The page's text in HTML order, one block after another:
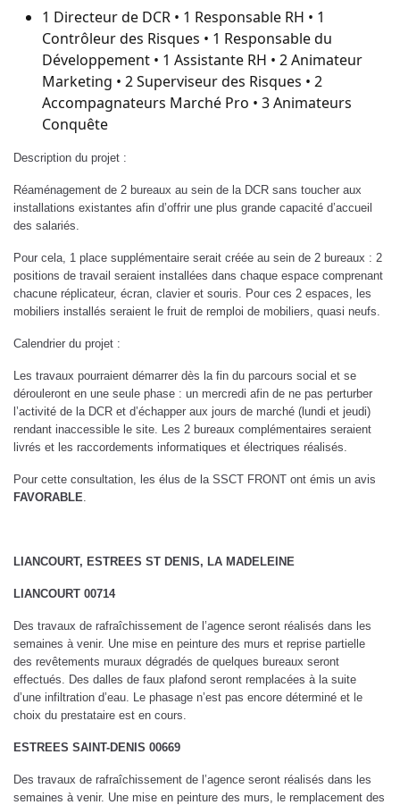
1 Directeur de DCR • 1 Responsable RH • 1
Contrôleur des Risques • 1 Responsable du
Développement • 1 Assistante RH • 2 Animateur
Marketing • 2 Superviseur des Risques • 2
Accompagnateurs Marché Pro • 3 Animateurs
Conquête
Description du projet :
Réaménagement de 2 bureaux au sein de la DCR sans toucher aux
installations existantes afin d’offrir une plus grande capacité d’accueil
des salariés.
Pour cela, 1 place supplémentaire serait créée au sein de 2 bureaux : 2
positions de travail seraient installées dans chaque espace comprenant
chacune réplicateur, écran, clavier et souris. Pour ces 2 espaces, les
mobiliers installés seraient le fruit de remploi de mobiliers, quasi neufs.
Calendrier du projet :
Les travaux pourraient démarrer dès la fin du parcours social et se
dérouleront en une seule phase : un mercredi afin de ne pas perturber
l’activité de la DCR et d’échapper aux jours de marché (lundi et jeudi)
rendant inaccessible le site. Les 2 bureaux complémentaires seraient
livrés et les raccordements informatiques et électriques réalisés.
Pour cette consultation, les élus de la SSCT FRONT ont émis un avis
FAVORABLE
LIANCOURT, ESTREES ST DENIS, LA MADELEINE
LIANCOURT 00714
Des travaux de rafraîchissement de l’agence seront réalisés dans les
semaines à venir. Une mise en peinture des murs et reprise partielle
des revêtements muraux dégradés de quelques bureaux seront
effectués. Des dalles de faux plafond seront remplacées à la suite
d’une infiltration d’eau. Le phasage n’est pas encore déterminé et le
choix du prestataire est en cours.
ESTREES SAINT-DENIS 00669
Des travaux de rafraîchissement de l’agence seront réalisés dans les
semaines à venir. Une mise en peinture des murs, le remplacement des